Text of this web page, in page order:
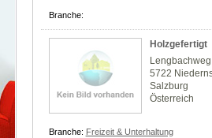
Branche:
Holzgefertigt
5722
Salzburg
Österreich
Branche: Freizeit & Unterhaltung